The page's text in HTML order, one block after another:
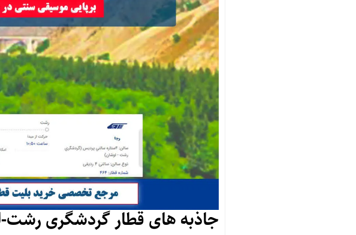
جاذبه های قطار گردشگری